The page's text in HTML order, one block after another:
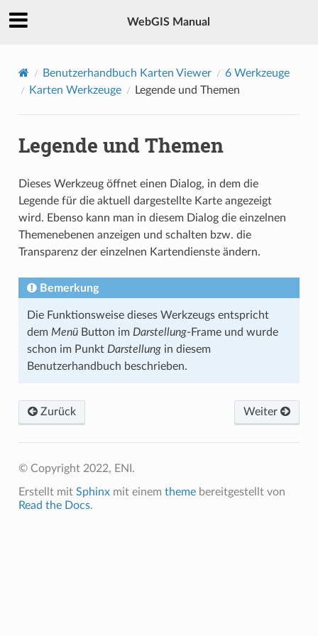
WebGIS Manual
Benutzerhandbuch Karten Viewer 6 Werkzeuge
Karten Werkzeuge
Legende und Themen
Legende und Themen
Dieses Werkzeug öffnet einen Dialog, in dem die
Legende für die aktuell dargestellte Karte angezeigt
wird. Ebenso kann man in diesem Dialog die einzelnen
Themenebenen anzeigen und schalten bzw. die
Transparenz der einzelnen Kartendienste ändern.
Bemerkung
Die Funktionsweise dieses Werkzeugs entspricht
dem MenüButton im Darstellung-Frame und wurde
schon im Punkt Darstellungin diesem
Benutzerhandbuch beschrieben.
Zurück Weiter
© Copyright 2022, ENI.
Erstellt mit Sphinxmit einem themebereitgestellt von
Read the Docs.